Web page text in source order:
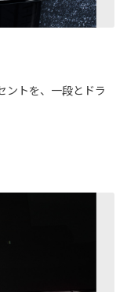
ントを、一段とドラ